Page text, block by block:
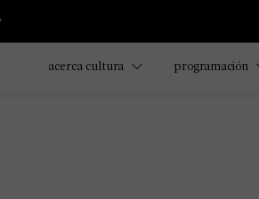
acerca cultura programación